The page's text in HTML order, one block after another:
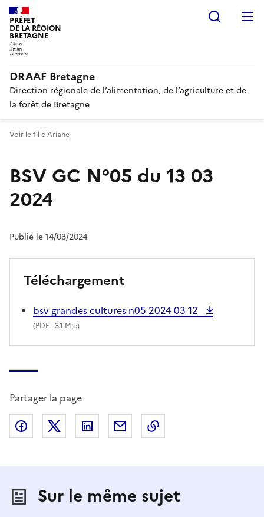
PRÉFET
DE LA RÉGION
BRETAGNE
DRAAF Bretagne
Direction régionale de l’alimentation, de l’agriculture et de
la forêt de Bretagne
Voir le fil d'Ariane
BSV GC N°05 du 13 03
2024
Publié le 14/03/2024
Téléchargement
bsv grandes cultures n05 2024 03 12
(PDF- 3.1 Mio)
Partager la page
Partager sur Facebook
Partager sur X (anciennement Twitter)
Partager sur LinkedIn
Partager par email
Sur le même sujet